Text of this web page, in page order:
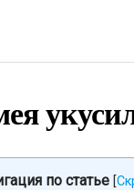
по статье [